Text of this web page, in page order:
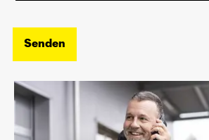
Senden